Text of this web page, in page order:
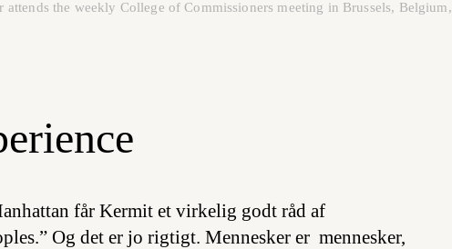
the weekly College of Commissioners meeting in Brussels, Belgium,
får Kermit et virkelig godt råd af
Og det er jo rigtigt. Mennesker er mennesker,